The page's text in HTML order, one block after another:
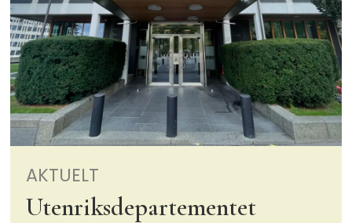
AKTUELT
Utenriksdepartementet